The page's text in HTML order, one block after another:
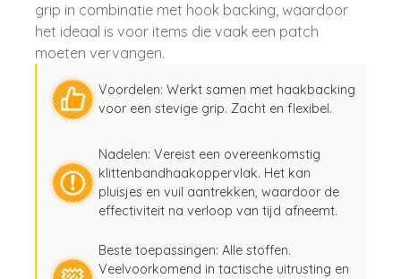
grip in combinatie met hook backing, waardoor
het ideaal is voor items die vaak een patch
moeten vervangen.
Voordelen: Werkt samen met haakbacking
voor een stevige grip. Zacht en flexibel.
Nadelen: Vereist een overeenkomstig
klittenbandhaakoppervlak. Het kan
pluisjes en vuil aantrekken, waardoor de
effectiviteit na verloop van tijd afneemt.
Beste toepassingen: Alle stoffen.
Veelvoorkomend in tactische uitrusting en